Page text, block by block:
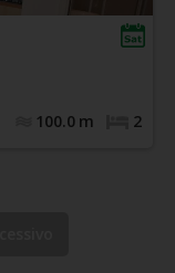
2
100.0 m